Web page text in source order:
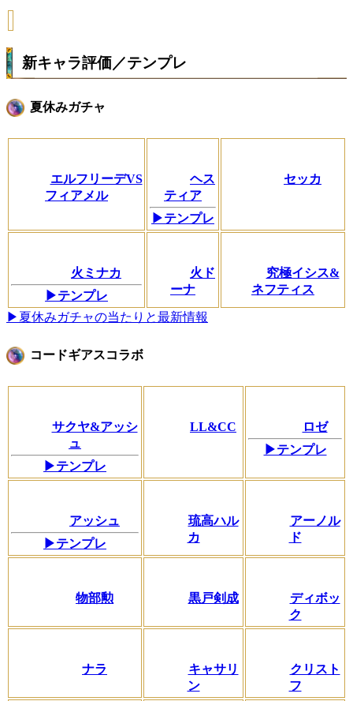
新キャラ評価／テンプレ
夏休みガチャ
エルフリーデVS
フィアメル
ヘス
ティア
▶テンプレ
セッカ
火ミナカ
▶テンプレ
火ド
ーナ
究極イシス&
ネフティス
▶夏休みガチャの当たりと最新情報
コードギアスコラボ
サクヤ&アッシ
ュ
▶テンプレ
LL&CC
ロゼ
▶テンプレ
アッシュ
▶テンプレ
琉高ハル
カ
アーノル
ド
物部勲 黒戸剣成
ディボッ
ク
ナラ
キャサリ
ン
クリスト
フ